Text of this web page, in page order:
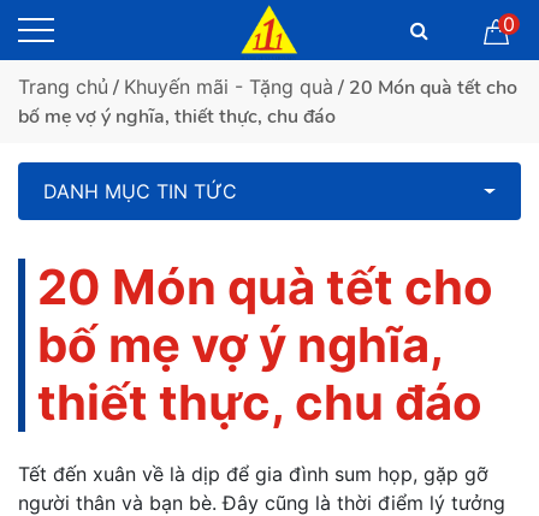
0
Trang chủ / Khuyến mãi - Tặng quà / 20 Món quà tết cho
bố mẹ vợ ý nghĩa, thiết thực, chu đáo
DANH MỤC TIN TỨC
20 Món quà tết cho
bố mẹ vợ ý nghĩa,
thiết thực, chu đáo
Tết đến xuân về là dịp để gia đình sum họp, gặp gỡ
người thân và bạn bè. Đây cũng là thời điểm lý tưởng